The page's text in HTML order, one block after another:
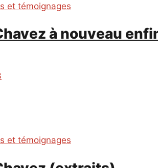
et témoignages
à nouveau
et témoignages